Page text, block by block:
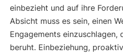
einbezieht und auf ihre
Absicht muss es sein, einen
Engagements einzuschlagen,
beruht. Einbeziehung,